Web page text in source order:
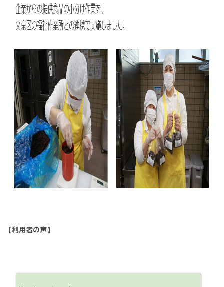
【利用者の声】